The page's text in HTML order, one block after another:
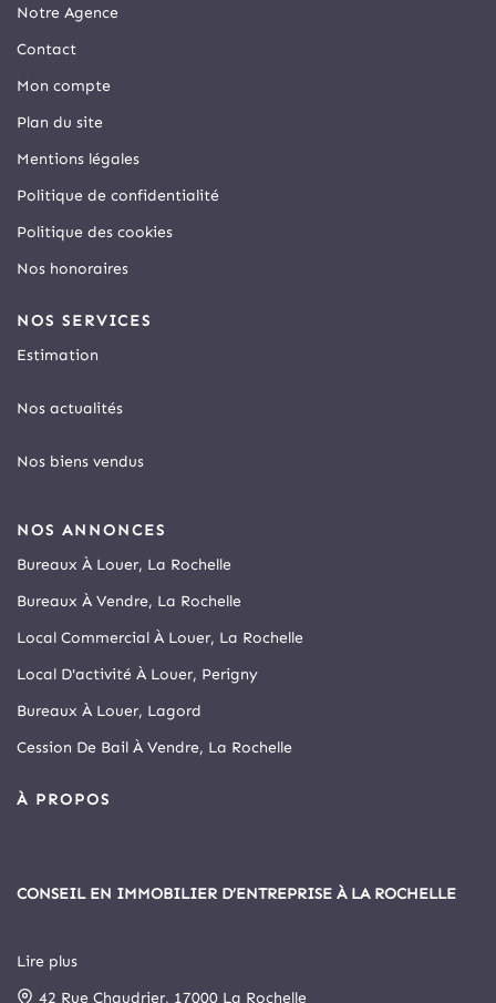
Notre Agence
Contact
Mon compte
Plan du site
Mentions légales
Politique de confidentialité
Politique des cookies
Nos honoraires
NOS SERVICES
Estimation
Nos actualités
Nos biens vendus
NOS ANNONCES
Bureaux À Louer, La Rochelle
Bureaux À Vendre, La Rochelle
Local Commercial À Louer, La Rochelle
Local D'activité À Louer, Perigny
Bureaux À Louer, Lagord
Cession De Bail À Vendre, La Rochelle
À PROPOS
CONSEIL EN IMMOBILIER D’ENTREPRISE À LA ROCHELLE
Depuis 1999, Arthur Loyd La Rochelle est le principal cabinet
spécialisé en immobilier d’entreprise et commerce de la cité
Lire plus
42 Rue Chaudrier, 17000 La Rochelle